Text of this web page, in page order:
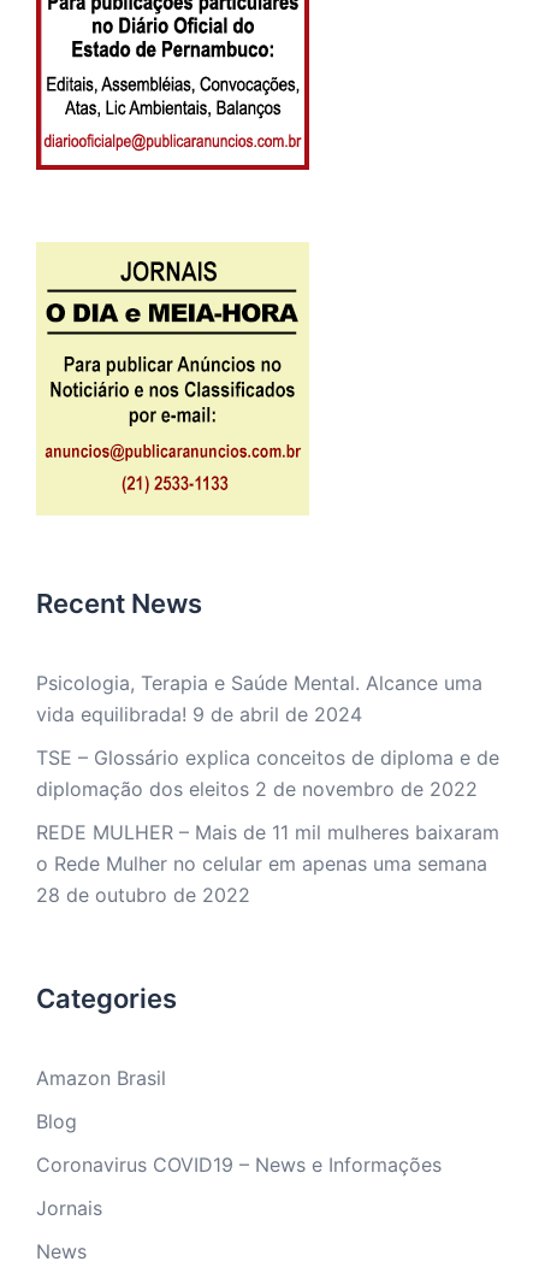
Recent News
Psicologia, Terapia e Saúde Mental. Alcance uma
vida equilibrada! 9 de abril de 2024
TSE – Glossário explica conceitos de diploma e de
diplomação dos eleitos 2 de novembro de 2022
REDE MULHER – Mais de 11 mil mulheres baixaram
o Rede Mulher no celular em apenas uma semana
28 de outubro de 2022
Categories
Amazon Brasil
Blog
Coronavirus COVID19 – News e Informações
Jornais
News